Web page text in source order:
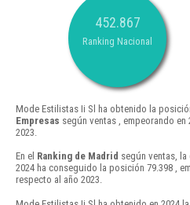
452.867
Ranking Nacional
Mode Estilistas Ii Sl ha obtenido la
Empresas según ventas , empeorando
2023.
En el Ranking de Madrid según ventas,
2024 ha conseguido la posición 79.398 ,
respecto al año 2023.